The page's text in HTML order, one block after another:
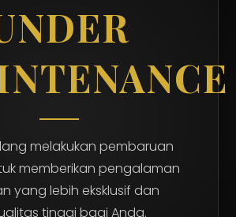
melakukan pembaruan
memberikan pengalaman
yang lebih eksklusif dan
tinggi bagi Anda.